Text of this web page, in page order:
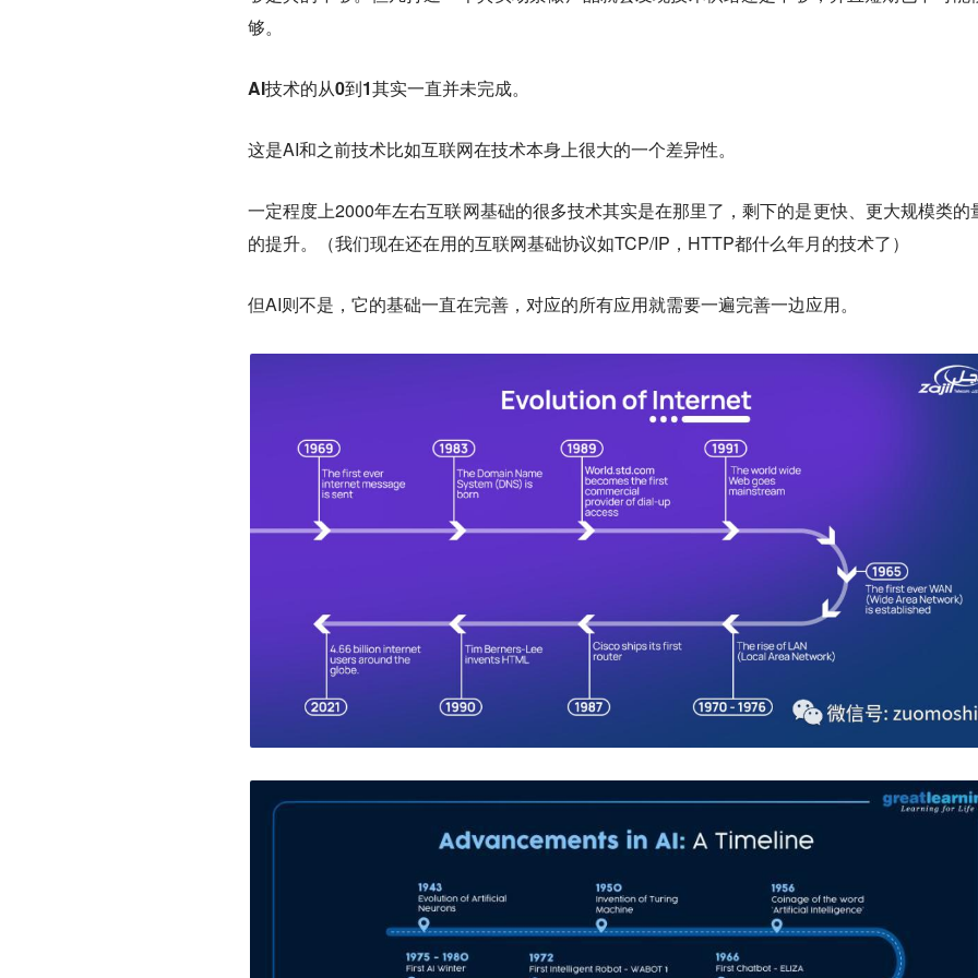
够。
AI技术的从0到1其实一直并未完成。
这是AI和之前技术比如互联网在技术本身上很大的一个差异性。
一定程度上2000年左右互联网基础的很多技术其实是在那里了，剩下的是更快、更大规模类的
的提升。（我们现在还在用的互联网基础协议如TCP/IP，HTTP都什么年月的技术了）
但AI则不是，它的基础一直在完善，对应的所有应用就需要一遍完善一边应用。